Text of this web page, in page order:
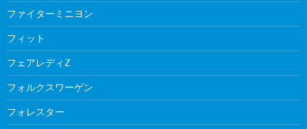
ファイターミニヨン
フィット
フェアレディZ
フォルクスワーゲン
フォレスター